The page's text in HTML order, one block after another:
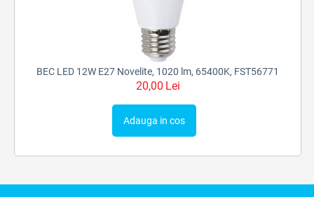
BEC LED 12W E27 Novelite, 1020 lm, 65400K, FST56771
20,00 Lei
Adauga in cos